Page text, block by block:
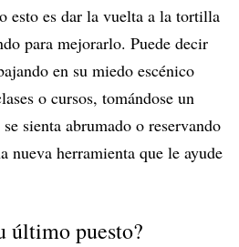
esto es dar la vuelta a la tortilla
para mejorarlo. Puede decir
en su miedo escénico
o cursos, tomándose un
sienta abrumado o reservando
nueva herramienta que le ayude
último puesto?